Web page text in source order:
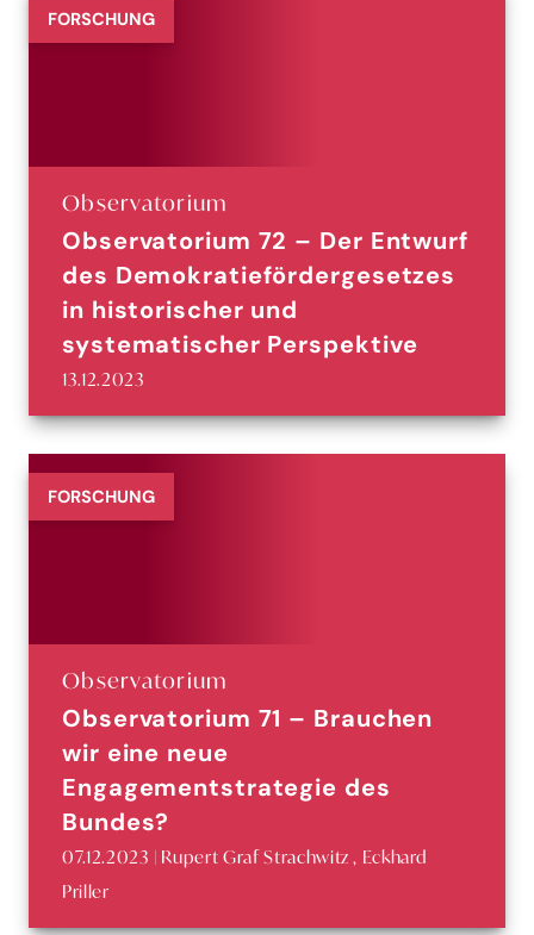
FORSCHUNG
Observatorium
Observatorium 72 – Der Entwurf
des Demokratiefördergesetzes
in historischer und
systematischer Perspektive
13.12.2023
FORSCHUNG
Observatorium
Observatorium 71 – Brauchen
wir eine neue
Engagementstrategie des
Bundes?
07.12.2023 | Rupert Graf Strachwitz , Eckhard
Priller